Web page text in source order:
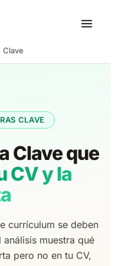
Clave
CLAVE
Clave que
CV y la
currículum se deben
muestra qué
pero no en tu CV,